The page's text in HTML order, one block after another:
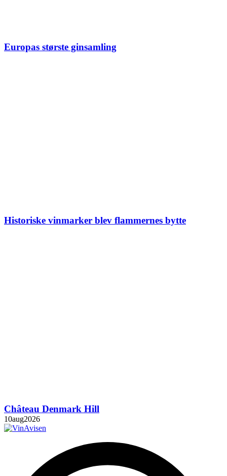
Europas største ginsamling
Historiske vinmarker blev flammernes bytte
Château Denmark Hill
10aug2026